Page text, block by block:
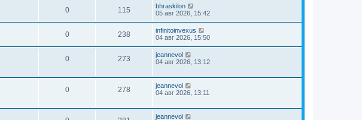
0 115
bhraskilon
05 авг 2026, 15:42
0 238
infinitoinvexus
04 авг 2026, 15:50
0 273
jeannevol
04 авг 2026, 13:12
0 278
jeannevol
04 авг 2026, 13:11
jeannevol